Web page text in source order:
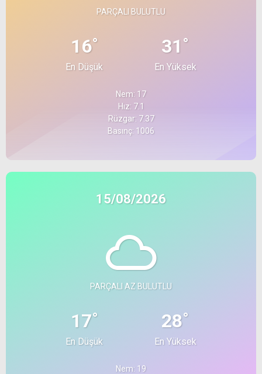
PARÇALI BULUTLU
16°
En Düşük
31°
En Yüksek
Nem: 17
Hız: 7.1
Rüzgar: 7.37
Basınç: 1006
15/08/2026
PARÇALI AZ BULUTLU
17°
En Düşük
28°
En Yüksek
Nem: 19